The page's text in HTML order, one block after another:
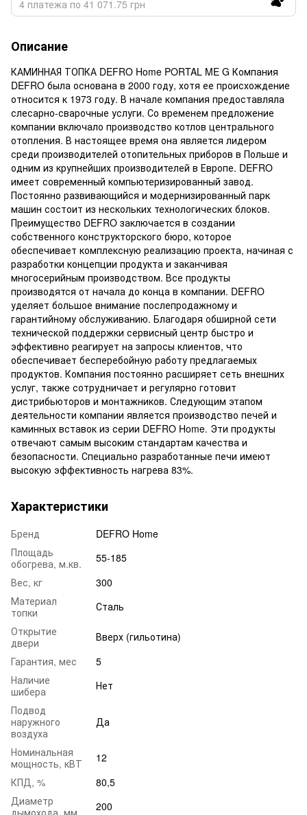
4 платежа по 41 071.75 грн
Описание
КАМИННАЯ ТОПКА DEFRO Home PORTAL ME G Компания
DEFRO была основана в 2000 году, хотя ее происхождение
относится к 1973 году. В начале компания предоставляла
слесарно-сварочные услуги. Со временем предложение
компании включало производство котлов центрального
отопления. В настоящее время она является лидером
среди производителей отопительных приборов в Польше и
одним из крупнейших производителей в Европе. DEFRO
имеет современный компьютеризированный завод.
Постоянно развивающийся и модернизированный парк
машин состоит из нескольких технологических блоков.
Преимущество DEFRO заключается в создании
собственного конструкторского бюро, которое
обеспечивает комплексную реализацию проекта, начиная с
разработки концепции продукта и заканчивая
многосерийным производством. Все продукты
производятся от начала до конца в компании. DEFRO
уделяет большое внимание послепродажному и
гарантийному обслуживанию. Благодаря обширной сети
технической поддержки сервисный центр быстро и
эффективно реагирует на запросы клиентов, что
обеспечивает бесперебойную работу предлагаемых
продуктов. Компания постоянно расширяет сеть внешних
услуг, также сотрудничает и регулярно готовит
дистрибьюторов и монтажников. Следующим этапом
деятельности компании является производство печей и
каминных вставок из серии DEFRO Home. Эти продукты
отвечают самым высоким стандартам качества и
безопасности. Специально разработанные печи имеют
высокую эффективность нагрева 83%.
Характеристики
Бренд
DEFRO Home
Площадь
обогрева, м.кв.
55-185
Вес, кг
300
Материал
топки
Сталь
Открытие
двери
Вверх (гильотина)
Гарантия, мес
5
Наличие
шибера
Нет
Подвод
наружного
воздуха
Да
Номинальная
мощность, кВТ
12
КПД, %
80,5
Диаметр
дымохода, мм
200